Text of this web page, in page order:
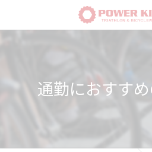
通勤におすす